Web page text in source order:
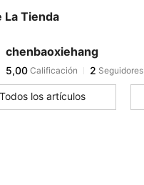
La Tienda
chenbaoxiehang
Calificación 2Seguidores
a***bseguido Hace 1 día
Todos los artículos